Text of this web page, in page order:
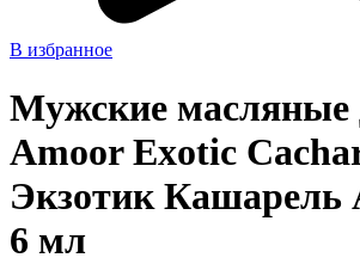
В избранное
Мужские масляные
Amoor Exotic
Экзотик Кашарель
6 мл